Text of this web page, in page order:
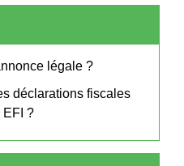
légale ?
déclarations fiscales
EFI ?